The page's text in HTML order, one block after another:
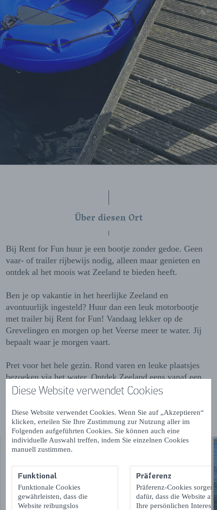
Diese Website verwendet Cookies
Diese Website verwendet Cookies. Wenn Sie auf „Akzeptieren“
klicken, erteilen Sie Ihre Zustimmung zur Nutzung aller im
Folgenden aufgeführten Cookies. Sie können auch eine
individuelle Auswahl treffen, indem Sie einzelnen Cookies
manuell zustimmen.
Funktional
Funktionale Cookies
gewährleisten, dass die
Website reibungslos
Präferenz
Präferenz-Cookies sorgen
dafür, dass die Website auf
Ihre persönlichen
Über diesen Ort
Bij Rent for Fun huur je een bootje zonder gedoe. Geen
vaar- of trailer rijbewijs nodig, alleen maar genieten en
ontdek al het moois wat Zeeland te bieden heeft.
Ben je op vakantie in het heerlijke Zeeland en
avontuurlijk ingesteld? Huur dan een leuk motorbootje
met trailer bij Rent for Fun! Vandaag lekker op de
Grevelingen en morgen op het Veerse meer te water. Jij
bepaalt waar je morgen vaart.
Pret voor het hele gezin. Rond varen en leuke plaatsjes
bezoeken via het water. Ontdek Zeeland eens vanaf een
heel andere kant.